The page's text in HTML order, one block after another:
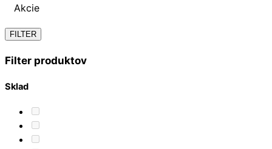
Akcie
FILTER
Filter produktov
Sklad